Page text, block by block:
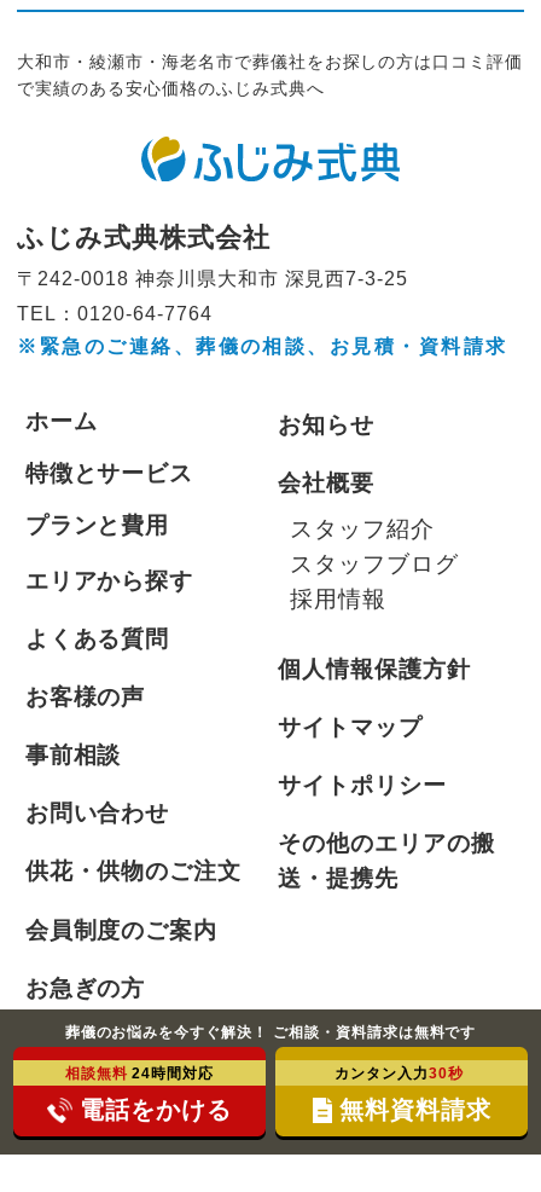
葬儀のお悩みを今すぐ解決！ ご相談・資料請求は無料です
相談無料 24時間対応
電話をかける
カンタン入力30秒
無料資料請求
大和市・綾瀬市・海老名市で葬儀社をお探しの方は口コミ評価
で実績のある安心価格のふじみ式典へ
ふじみ式典株式会社
〒242-0018 神奈川県大和市 深見西7-3-25
TEL：0120-64-7764
※緊急のご連絡、葬儀の相談、 お見積・資料請求
ホーム
特徴とサービス
プランと費用
エリアから探す
よくある質問
お客様の声
事前相談
お問い合わせ
供花・供物のご注文
会員制度のご案内
お急ぎの方
お知らせ
会社概要
スタッフ紹介
スタッフブログ
採用情報
個人情報保護方針
サイトマップ
サイトポリシー
その他のエリアの搬
送・提携先
©2021-2026 ふじみ式典株式会社 All Rights Reserved.